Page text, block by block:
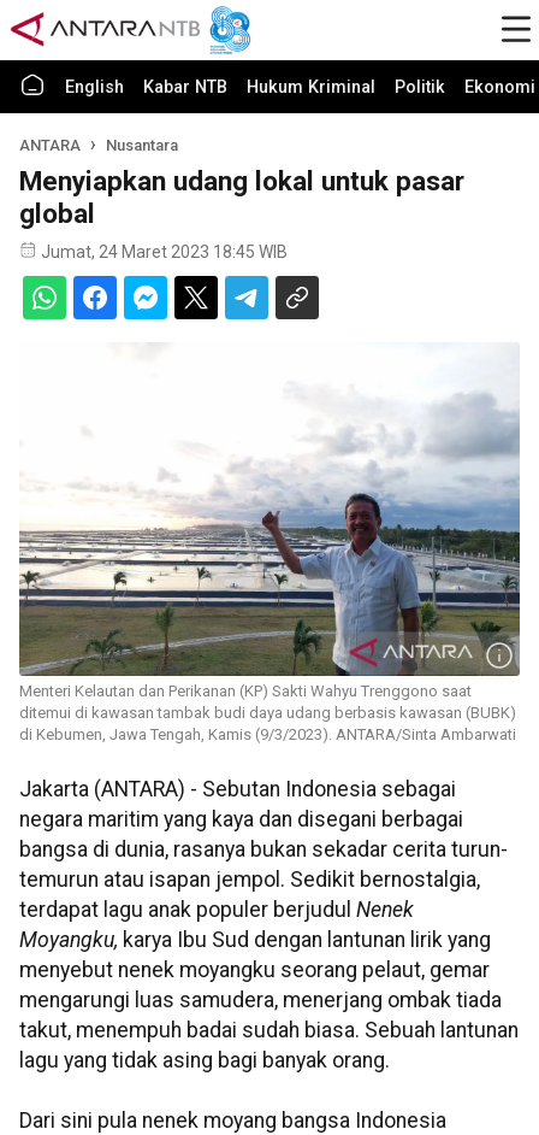
English Kabar NTB Hukum Kriminal Politik
ANTARA Nusantara
Menyiapkan udang lokal untuk pasar
global
Jumat, 24 Maret 2023 18:45 WIB
Menteri Kelautan dan Perikanan (KP) Sakti Wahyu Trenggono saat
ditemui di kawasan tambak budi daya udang berbasis kawasan (BUBK)
di Kebumen, Jawa Tengah, Kamis (9/3/2023). ANTARA/Sinta Ambarwati
Jakarta (ANTARA) - Sebutan Indonesia sebagai
negara maritim yang kaya dan disegani berbagai
bangsa di dunia, rasanya bukan sekadar cerita turun-
temurun atau isapan jempol. Sedikit bernostalgia,
terdapat lagu anak populer berjudul Nenek
Moyangku, karya Ibu Sud dengan lantunan lirik yang
menyebut nenek moyangku seorang pelaut, gemar
mengarungi luas samudera, menerjang ombak tiada
takut, menempuh badai sudah biasa. Sebuah lantunan
lagu yang tidak asing bagi banyak orang.
Dari sini pula nenek moyang bangsa Indonesia